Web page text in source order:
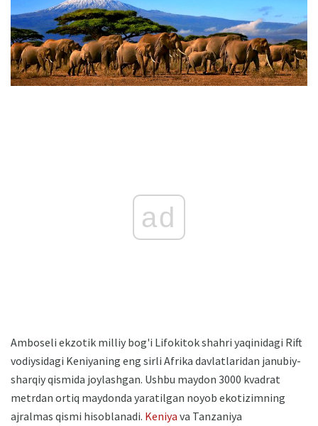
ad
Amboseli ekzotik milliy bog'i Lifokitok shahri yaqinidagi Rift
vodiysidagi Keniyaning eng sirli Afrika davlatlaridan janubiy-
sharqiy qismida joylashgan. Ushbu maydon 3000 kvadrat
metrdan ortiq maydonda yaratilgan noyob ekotizimning
ajralmas qismi hisoblanadi. Keniya va Tanzaniya